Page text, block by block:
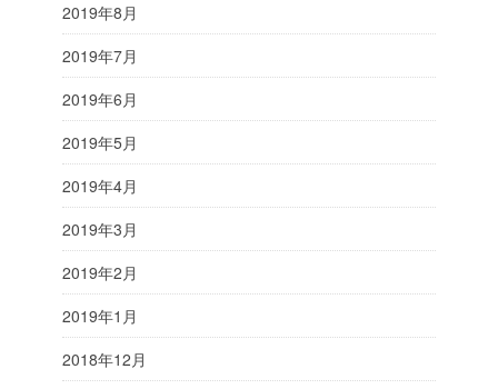
2019年8月
2019年7月
2019年6月
2019年5月
2019年4月
2019年3月
2019年2月
2019年1月
2018年12月